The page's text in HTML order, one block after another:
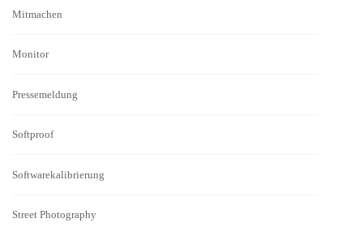
Mitmachen
Monitor
Pressemeldung
Softproof
Softwarekalibrierung
Street Photography